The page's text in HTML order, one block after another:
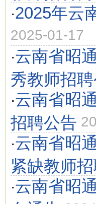
·2025年云
2025-01-17
·云南省昭
秀教师招
·云南省昭
招聘公告
·云南省昭
紧缺教师
·云南省昭